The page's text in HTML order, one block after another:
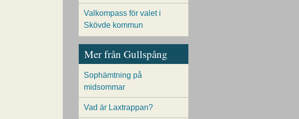
Valkompass för valet i
Skövde kommun
Mer från Gullspång
Sophämtning på
midsommar
Vad är Laxtrappan?